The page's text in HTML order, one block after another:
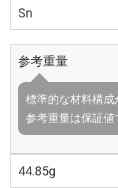
Sn
参考重量
標準的な材料構成
参考重量は保証値
44.85g